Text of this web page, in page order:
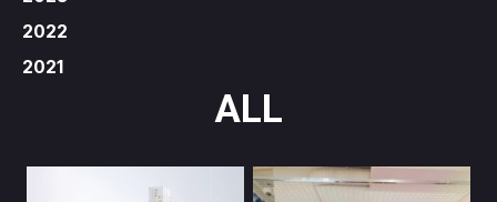
2022
2021
ALL